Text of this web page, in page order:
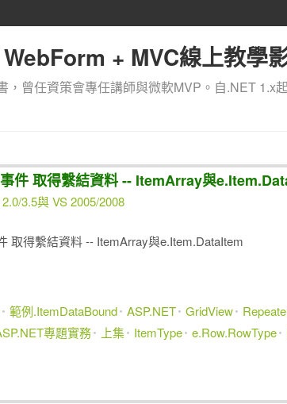
+ MVC線上教學
，曾任資策會專任講師與微軟MVP。自.NET
件 取得繫結資料 -- ItemArray與
3.5與 VS 2005/2008
取得繫結資料 -- ItemArray與e.Item.DataItem
範例.ItemDataBound ASP.NET GridView
專題實務
上集 ItemType e.Row.RowType